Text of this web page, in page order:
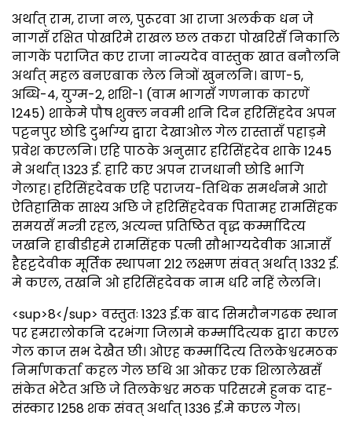
अर्थात् राम, राजा नल, पुरूरवा आ राजा अलर्कक धन जे
नागसँ रक्षित पोखरिमे राखल छल तकरा पोखरिसँ निकालि
नागकें पराजित कए राजा नान्यदेव वास्तुक खात बनौलनि
अर्थात् महल बनएबाक लेल निञों खुनलनि। बाण-5,
अब्धि-4, युग्म-2, शशि-1 (वाम भागसँ गणनाक कारणें
1245) शाकेमे पौष शुक्ल नवमी शनि दिन हरिसिंहदेव अपन
पट्टनपुर छोडि दुर्भाग्य द्वारा देखाओल गेल रास्तासँ पहाड़मे
प्रवेश कएलनि। एहि पाठके अनुसार हरिसिंहदेव शाके 1245
मे अर्थात् 1323 ई. हारि कए अपन राजधानी छोडि भागि
गेलाह। हरिसिंहदेवक एहि पराजय-तिथिक समर्थनमे आरो
ऐतिहासिक साक्ष्य अछि जे हरिसिंहदेवक पितामह रामसिंहक
समयसँ मन्त्री रहल, अत्यन्त प्रतिष्ठित वृद्ध कर्म्मादित्य
जखनि हाबीडीहमे रामसिंहक पत्नी सौभाग्यदेवीक आज्ञासँ
हैहट्टदेवीक मूर्तिक स्थापना 212 लक्ष्मण संवत् अर्थात् 1332 ई.
मे कएल, तखनि ओ हरिसिंहदेवक नाम धरि नहिं लेलनि।
<sup>8</sup> वस्तुतः 1323 ई.क बाद सिमरौनगढक स्थान
पर हमरालोकनि दरभंगा जिलामे कर्म्मादित्यक द्वारा कएल
गेल काज सभ देखैत छी। ओएह कर्म्मादित्य तिलकेश्वरमठक
निर्माणकर्ता कहल गेल छथि आ ओकर एक शिलालेखसँ
संकेत भेटैत अछि जे तिलकेश्वर मठक परिसरमे हुनक दाह-
संस्कार 1258 शक संवत् अर्थात् 1336 ई.मे कएल गेल।